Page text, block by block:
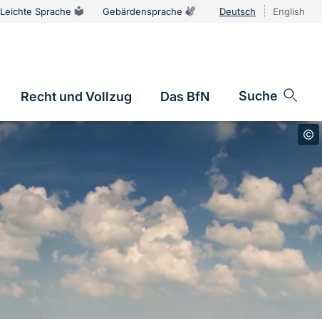
Leichte Sprache Gebärdensprache Deutsch English
Recht und Vollzug Das BfN Suche